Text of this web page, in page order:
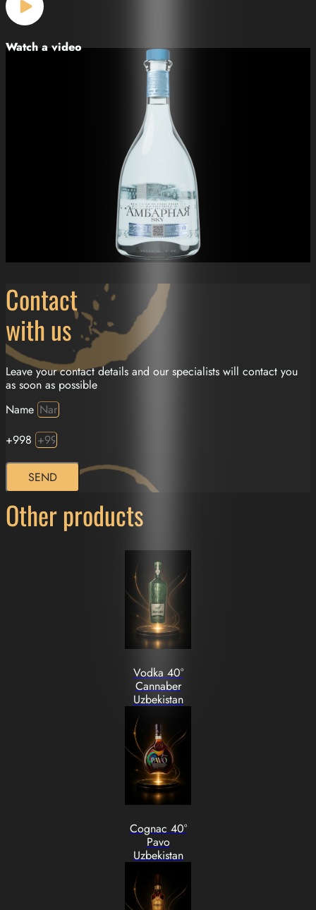
Watch a video
Contact
with us
Leave your contact details and our specialists will contact you
as soon as possible
Name
+998
SEND
Other products
Vodka 40°
Cannaber
Uzbekistan
Cognac 40°
Pavo
Uzbekistan